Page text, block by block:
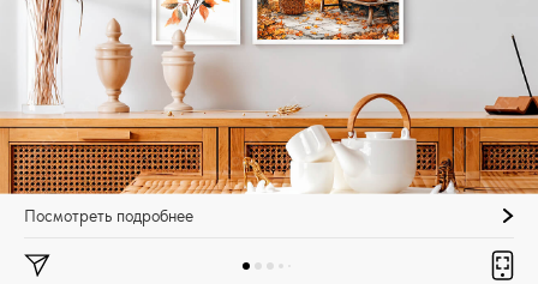
Посмотреть подробнее